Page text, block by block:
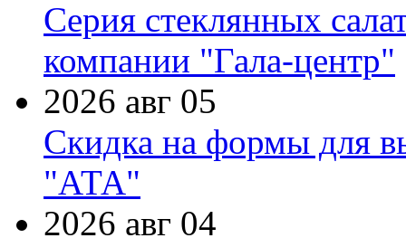
Серия стеклянных
компании "Гала-центр"
2026 авг 05
Скидка на формы для
"АТА"
2026 авг 04